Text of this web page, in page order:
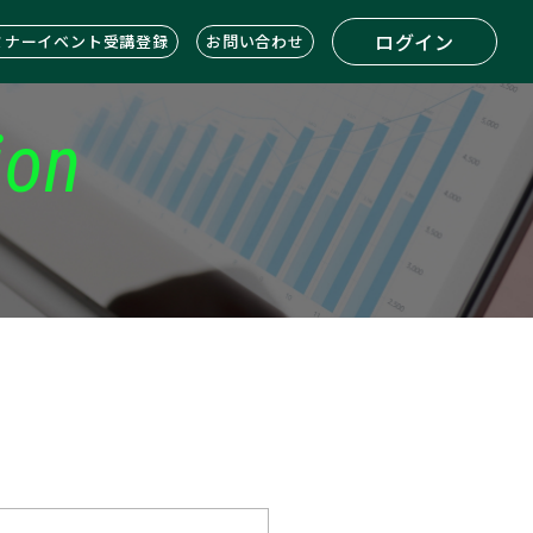
ナーイベント受講登録 お問い合わせ ログイン